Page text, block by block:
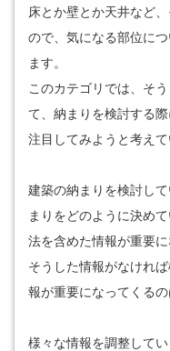
床とか壁とか天井など
ので、気になる部位に
ます。
このカテゴリでは、そ
て、納まりを検討する
注目してみようと考えて
建築の納まりを検討し
まりをどのように決め
法を含めた情報が重要に
そうした情報がなけれ
報が重要になってくる
様々な情報を調整して